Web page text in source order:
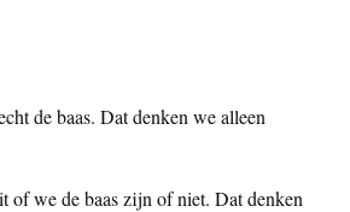
de baas. Dat denken we alleen
of we de baas zijn of niet. Dat denken